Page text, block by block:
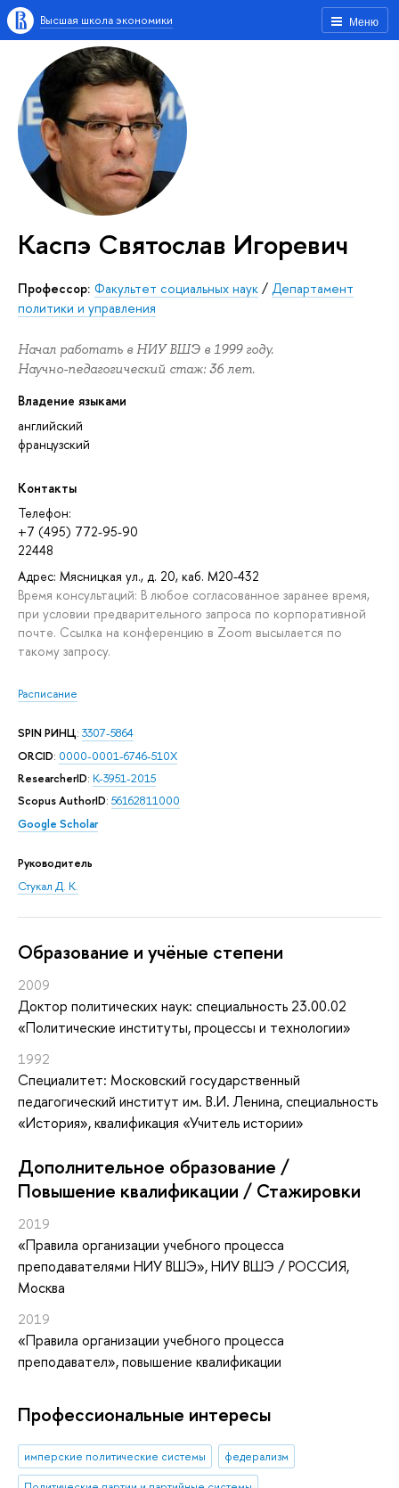
Меню
Высшая школа экономики
Каспэ Святослав Игоревич
Профессор: Факультет социальных наук / Департамент
политики и управления
Начал работать в НИУ ВШЭ в 1999 году.
Научно-педагогический стаж: 36 лет.
Владение языками
английский
французский
Контакты
Телефон:
+7 (495) 772-95-90
22448
Адрес: Мясницкая ул., д. 20, каб. М20-432
Время консультаций: В любое согласованное заранее время,
при условии предварительного запроса по корпоративной
почте. Ссылка на конференцию в Zoom высылается по
такому запросу.
Расписание
SPIN РИНЦ: 3307-5864
ORCID: 0000-0001-6746-510X
ResearcherID: K-3951-2015
Scopus AuthorID: 56162811000
Google Scholar
Руководитель
Стукал Д. К.
Oбразование и учёные степени
2009
Доктор политических наук: специальность 23.00.02
«Политические институты, процессы и технологии»
1992
Специалитет: Московский государственный
педагогический институт им. В.И. Ленина, специальность
«История», квалификация «Учитель истории»
Дополнительное образование /
Повышение квалификации / Стажировки
2019
«Правила организации учебного процесса
преподавателями НИУ ВШЭ», НИУ ВШЭ / РОССИЯ,
Москва
2019
«Правила организации учебного процесса
преподавател», повышение квалификации
Профессиональные интересы
имперские политические системы
федерализм